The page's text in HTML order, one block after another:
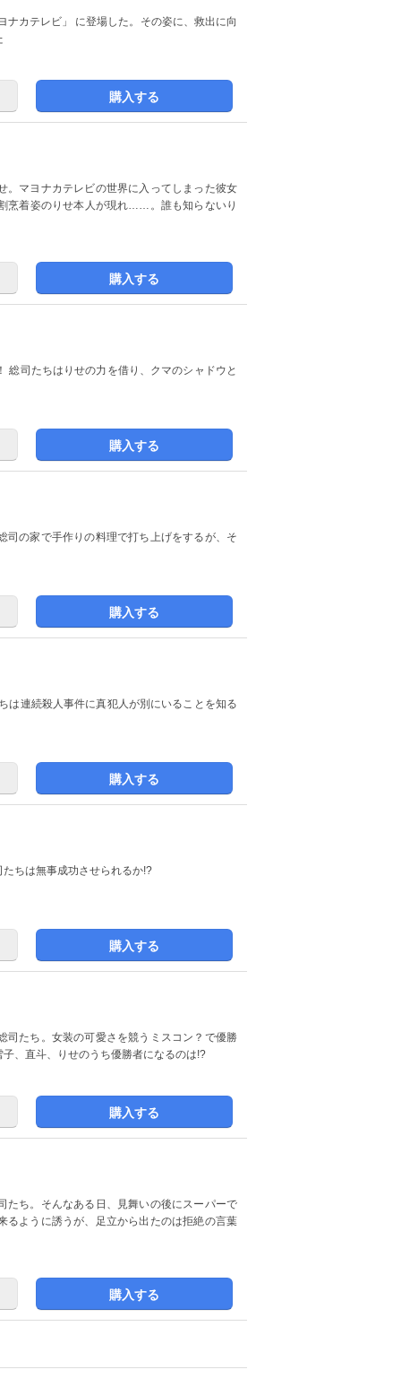
カテレビ」 に登場した。その姿に、救出に向
購入する
。マヨナカテレビの世界に入ってしまった彼女
烹着姿のりせ本人が現れ……。誰も知らないり
購入する
総司たちはりせの力を借り、クマのシャドウと
購入する
司の家で手作りの料理で打ち上げをするが、そ
購入する
は連続殺人事件に真犯人が別にいることを知る
購入する
ちは無事成功させられるか!?
購入する
司たち。女装の可愛さを競うミスコン？で優勝
、直斗、りせのうち優勝者になるのは!?
購入する
たち。そんなある日、見舞いの後にスーパーで
るように誘うが、足立から出たのは拒絶の言葉
購入する